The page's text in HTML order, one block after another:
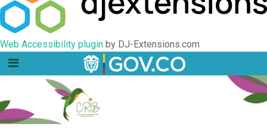
Web Accessibility plugin by DJ-Extensions.com